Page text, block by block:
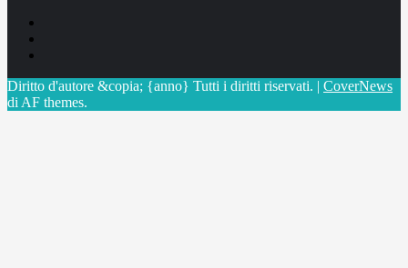
Diritto d'autore &copia; {anno} Tutti i diritti riservati. | CoverNews
di AF themes.